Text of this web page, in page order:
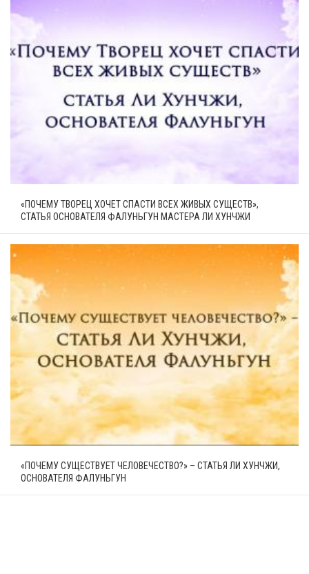
«ПОЧЕМУ ТВОРЕЦ ХОЧЕТ СПАСТИ ВСЕХ ЖИВЫХ СУЩЕСТВ»,
СТАТЬЯ ОСНОВАТЕЛЯ ФАЛУНЬГУН МАСТЕРА ЛИ ХУНЧЖИ
«ПОЧЕМУ СУЩЕСТВУЕТ ЧЕЛОВЕЧЕСТВО?» – СТАТЬЯ ЛИ ХУНЧЖИ,
ОСНОВАТЕЛЯ ФАЛУНЬГУН